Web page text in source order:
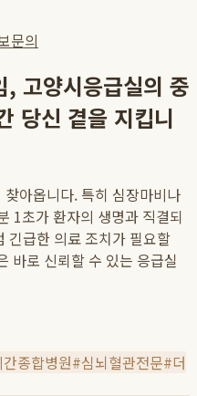
문의
, 고양시응급실의 중
당신 곁을 지킵니
아옵니다. 특히 심장마비나
1초가 환자의 생명과 직결되
긴급한 의료 조치가 필요할
바로 신뢰할 수 있는 응급실
종합병원#심뇌혈관전문#더